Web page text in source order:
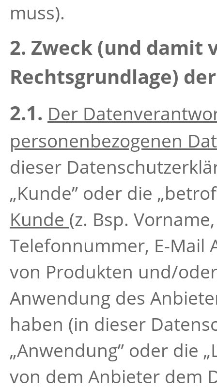
muss).
2. Zweck (und damit
Rechtsgrundlage)
2.1. Der
personenbezogenen
dieser
„Kunde” oder die
Kunde (z. Bsp.
Telefonnummer, E-Mail
von Produkten und/
Anwendung des
haben (in dieser
„Anwendung” oder die
von dem Anbieter dem